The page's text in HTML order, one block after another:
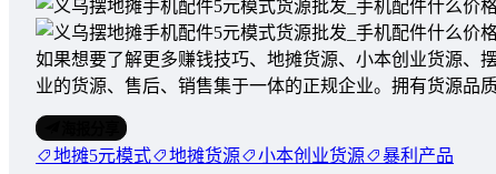
如果想要了解更多赚钱技巧、地摊货源、小本创业货源、
业的货源、售后、销售集于一体的正规企业。拥有货源品
地摊5元模式 地摊货源 小本创业货源 暴利产品